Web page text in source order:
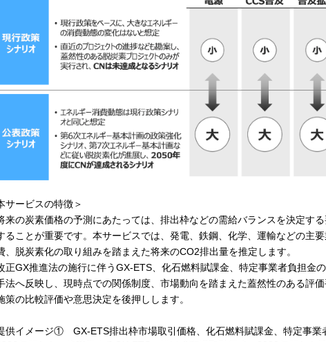
サービスの特徴＞
の炭素価格の予測にあたっては、排出枠などの需給バランスを決定す
ることが重要です。本サービスでは、発電、鉄鋼、化学、運輸などの主
、脱炭素化の取り組みを踏まえた将来のCO2排出量を推定します。
GX推進法の施行に伴うGX-ETS、化石燃料賦課金、特定事業者負担金
法へ反映し、現時点での関係制度、市場動向を踏まえた蓋然性のある評
策の比較評価や意思決定を後押しします。
供イメージ① GX-ETS排出枠市場取引価格、化石燃料賦課金、特定事業